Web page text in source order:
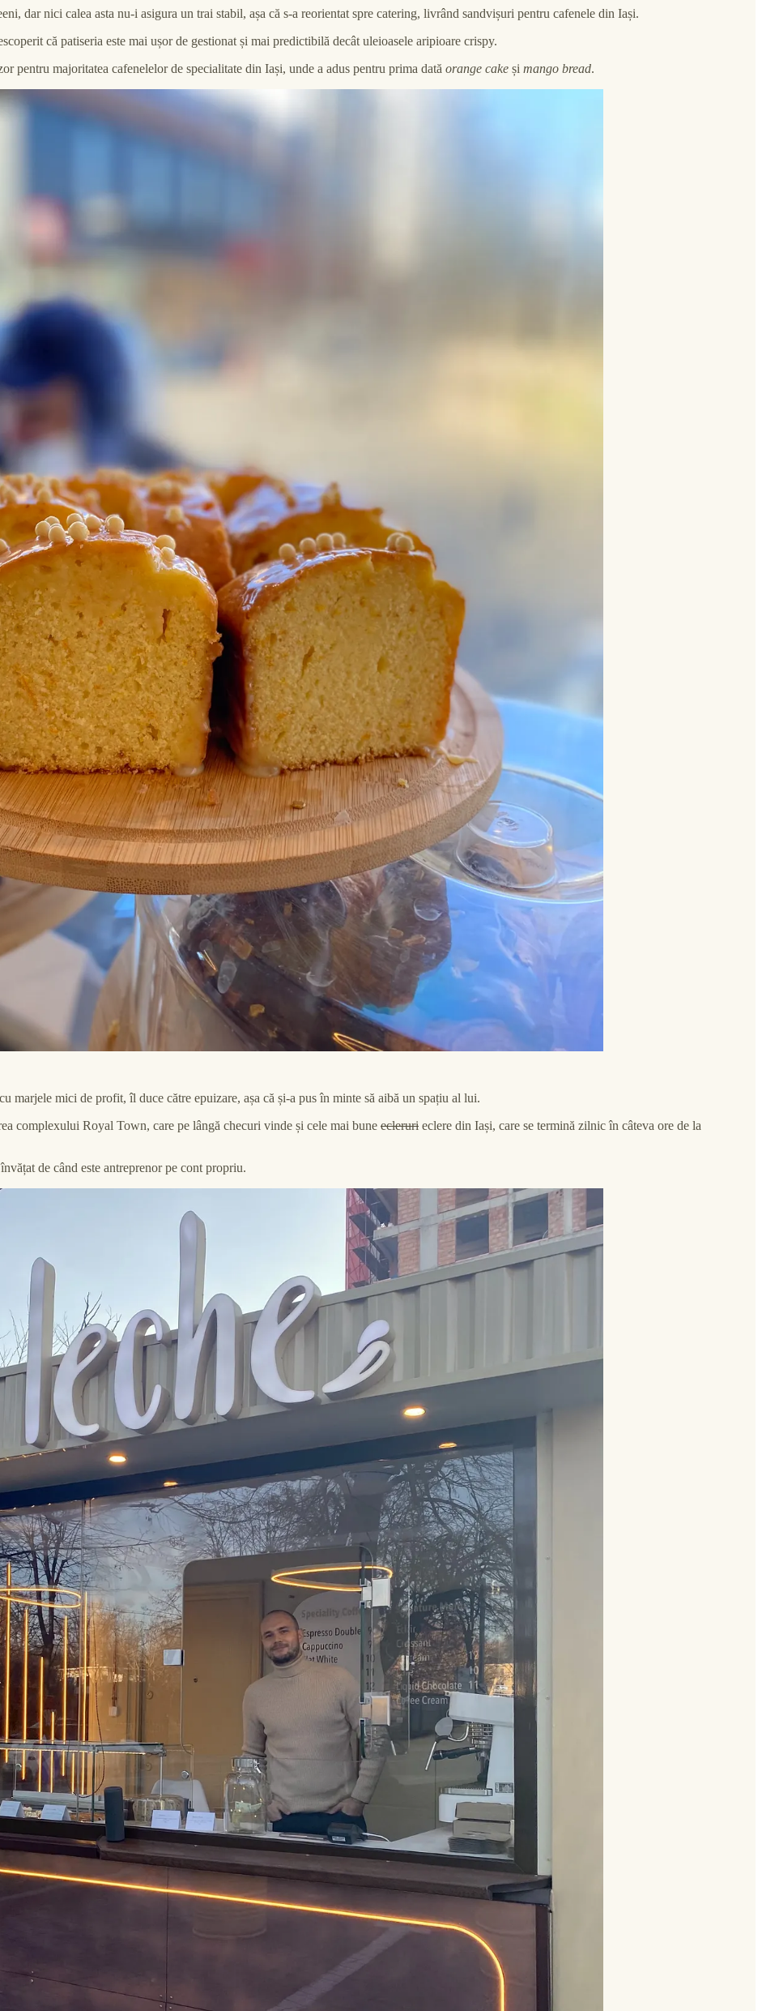
dar nici calea asta nu-i asigura un trai stabil, așa că s-a reorientat spre catering, livrând sandvișuri pentru cafenele din Iași.
că patiseria este mai ușor de gestionat și mai predictibilă decât uleioasele aripioare crispy.
pentru majoritatea cafenelelor de specialitate din Iași, unde a adus pentru prima dată orange cake și mango bread.
marjele mici de profit, îl duce către epuizare, așa că și-a pus în minte să aibă un spațiu al lui.
complexului Royal Town, care pe lângă checuri vinde și cele mai bune ecleruri eclere din Iași, care se termină zilnic în câteva ore de la
de când este antreprenor pe cont propriu.